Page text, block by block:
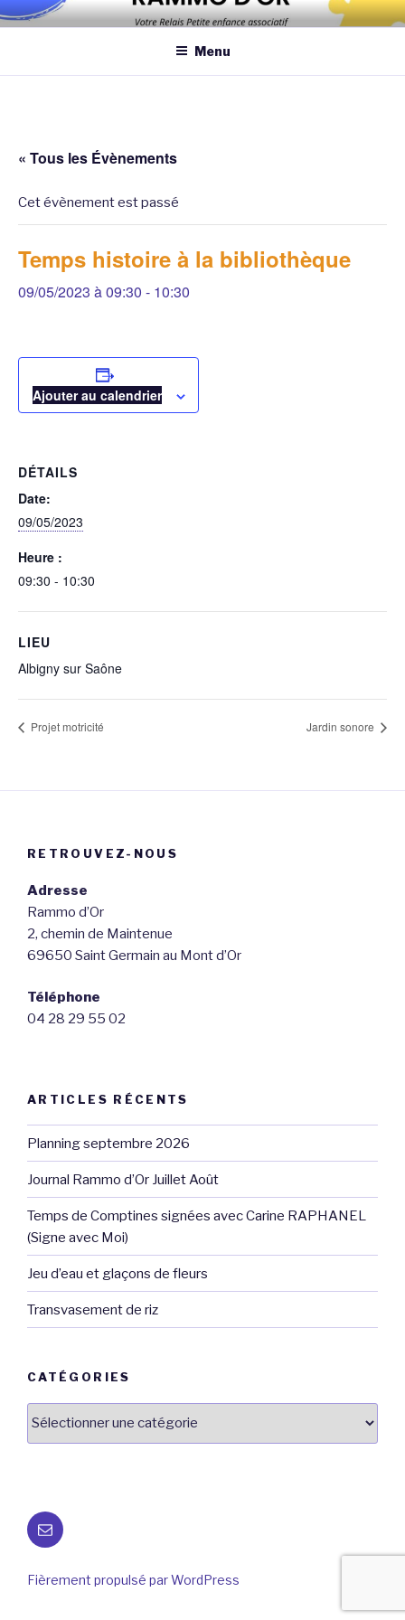
Aller
au
principal
Association qui a pour objectif d’améliorer les conditions et la
assistantes maternelles et/ou au domicile des parents
Menu
« Tous les Évènements
Cet évènement est passé
Temps histoire à la bibliothèque
09/05/2023 à 09:30 - 10:30
Ajouter au calendrier
DÉTAILS
Date:
09/05/2023
Heure :
09:30 - 10:30
LIEU
Albigny sur Saône
Projet motricité Jardin sonore
RETROUVEZ-NOUS
Adresse
Rammo d’Or
2, chemin de Maintenue
69650 Saint Germain au Mont d’Or
Téléphone
04 28 29 55 02
ARTICLES RÉCENTS
Planning septembre 2026
Journal Rammo d’Or Juillet Août
Temps de Comptines signées avec Carine RAPHANEL
(Signe avec Moi)
Jeu d’eau et glaçons de fleurs
Transvasement de riz
CATÉGORIES
E-
mail
Fièrement propulsé par WordPress